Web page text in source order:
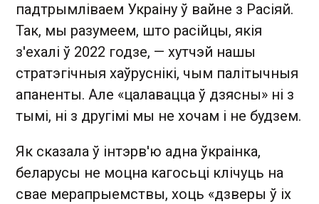
падтрымліваем Украіну ў вайне з Расіяй.
Так, мы разумеем, што расійцы, якія
з'ехалі ў 2022 годзе, — хутчэй нашы
стратэгічныя хаўруснікі, чым палітычныя
апаненты. Але «цалавацца ў дзясны» ні з
тымі, ні з другімі мы не хочам і не будзем.
Як сказала ў інтэрв'ю адна ўкраінка,
беларусы не моцна кагосьці клічуць на
свае мерапрыемствы, хоць «дзверы ў іх